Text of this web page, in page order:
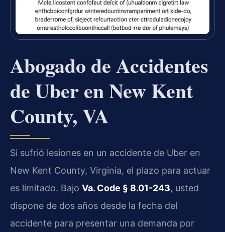
Abogado de Accidentes
de Uber en New Kent
County, VA
Si sufrió lesiones en un accidente de Uber en
New Kent County, Virginia, el plazo para actuar
es limitado. Bajo Va. Code § 8.01-243, usted
dispone de dos años desde la fecha del
accidente para presentar una demanda por